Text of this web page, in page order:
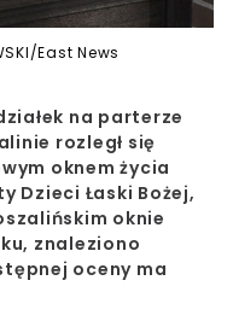
East News
na parterze
rozległ się
oknem życia
Dzieci Łaski Bożej,
oknie
znaleziono
oceny ma